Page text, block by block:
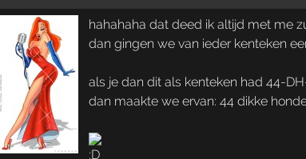
hahahaha dat deed ik altijd met me
dan gingen we van ieder kenteken
als je dan dit als kenteken had 44-
dan maakte we ervan: 44 dikke